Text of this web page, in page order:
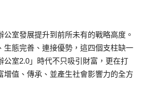
公室發展提升到前所未有的戰略高度。
生態完善、連接優勢，這四個支柱缺一
公室2.0」時代不只吸引財富，更在打
增值、傳承、並產生社會影響力的全方